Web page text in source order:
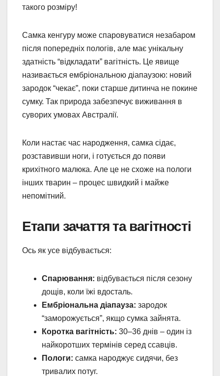
такого розміру!
Самка кенгуру може спаровуватися незабаром
після попередніх пологів, але має унікальну
здатність “відкладати” вагітність. Це явище
називається ембріональною діапаузою: новий
зародок “чекає”, поки старше дитинча не покине
сумку. Так природа забезпечує виживання в
суворих умовах Австралії.
Коли настає час народження, самка сідає,
розставивши ноги, і готується до появи
крихітного малюка. Але це не схоже на пологи
інших тварин – процес швидкий і майже
непомітний.
Етапи зачаття та вагітності
Ось як усе відбувається:
Спарювання: відбувається після сезону
дощів, коли їжі вдосталь.
Ембріональна діапауза: зародок
“заморожується”, якщо сумка зайнята.
Коротка вагітність: 30–36 днів – один із
найкоротших термінів серед ссавців.
Пологи: самка народжує сидячи, без
тривалих потуг.